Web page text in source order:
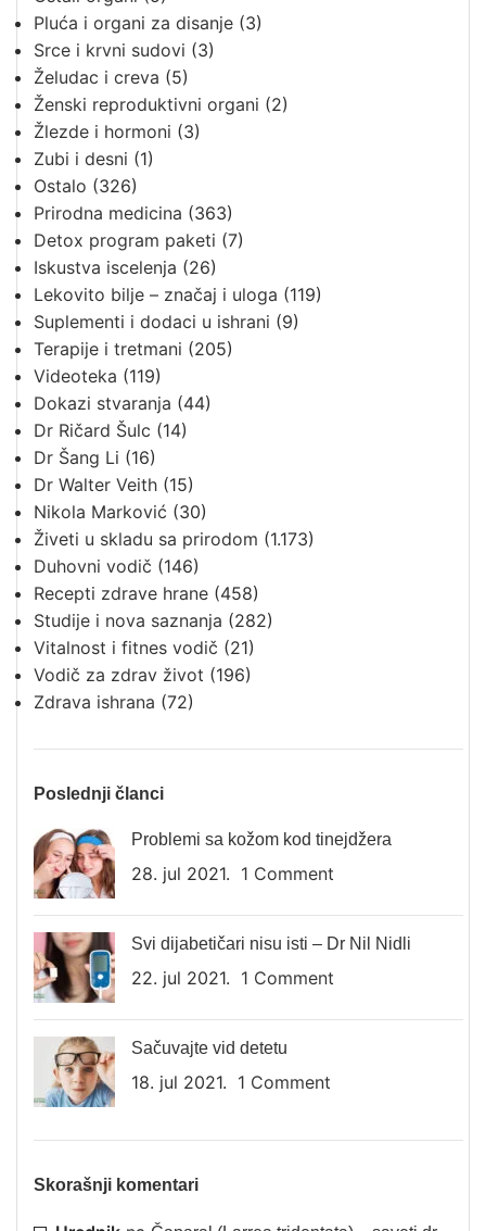
Pluća i organi za disanje (3)
Srce i krvni sudovi (3)
Želudac i creva (5)
Ženski reproduktivni organi (2)
Žlezde i hormoni (3)
Zubi i desni (1)
Ostalo (326)
Prirodna medicina (363)
Detox program paketi (7)
Iskustva iscelenja (26)
Lekovito bilje – značaj i uloga (119)
Suplementi i dodaci u ishrani (9)
Terapije i tretmani (205)
Videoteka (119)
Dokazi stvaranja (44)
Dr Ričard Šulc (14)
Dr Šang Li (16)
Dr Walter Veith (15)
Nikola Marković (30)
Živeti u skladu sa prirodom (1.173)
Duhovni vodič (146)
Recepti zdrave hrane (458)
Studije i nova saznanja (282)
Vitalnost i fitnes vodič (21)
Vodič za zdrav život (196)
Zdrava ishrana (72)
Poslednji članci
Problemi sa kožom kod tinejdžera
28. jul 2021. 1 Comment
Svi dijabetičari nisu isti – Dr Nil Nidli
22. jul 2021. 1 Comment
Sačuvajte vid detetu
18. jul 2021. 1 Comment
Skorašnji komentari